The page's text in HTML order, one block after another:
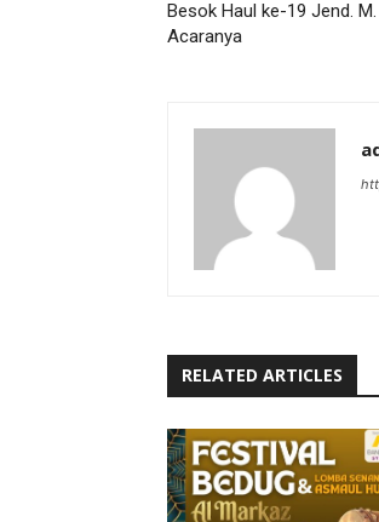
Besok Haul ke-19 Jend.
Acaranya
RELATED ARTICLES